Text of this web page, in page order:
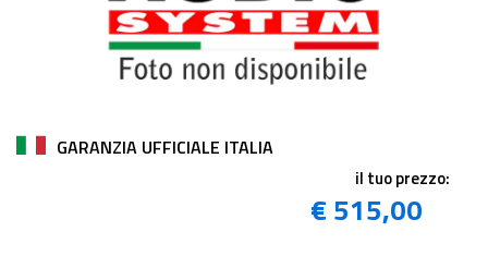
GARANZIA UFFICIALE ITALIA
il tuo prezzo:
€ 515,00